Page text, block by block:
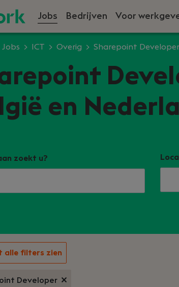
Jobs Bedrijven Voor
Jobs ICT Overig Sharepoint Developer
en
zoekt u?
alle filters zien
Developer